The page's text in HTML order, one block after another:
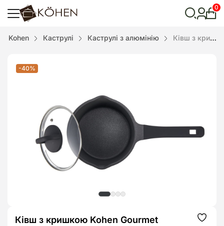
пошук
0
Kohen Каструлі Каструлі з алюмінію Ківш з кришкою Kohen Gourmet Master 18 см 2 л KN91648
-40%
Ківш з кришкою Kohen Gourmet